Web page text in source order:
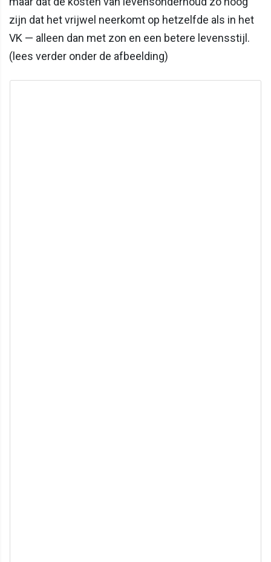
zijn dat het vrijwel neerkomt op hetzelfde als in het
VK — alleen dan met zon en een betere levensstijl.
(lees verder onder de afbeelding)